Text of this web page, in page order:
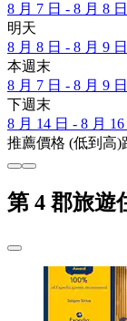
8 月 7 日 - 8 月 8 日
明天
8 月 8 日 - 8 月 9 日
本週末
8 月 7 日 - 8 月 9 日
下週末
8 月 14 日 - 8 月 16
推薦價格 (低到高)
第 4 郡旅遊